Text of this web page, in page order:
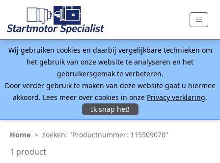
Wij gebruiken cookies en daarbij vergelijkbare technieken om
het gebruik van onze website te analyseren en het
gebruikersgemak te verbeteren.
Door verder gebruik te maken van deze website gaat u hiermee
akkoord. Lees meer over cookies in onze Privacy verklaring.
Ik snap het!
Home > zoeken: "Productnummer: 115509070"
1 product